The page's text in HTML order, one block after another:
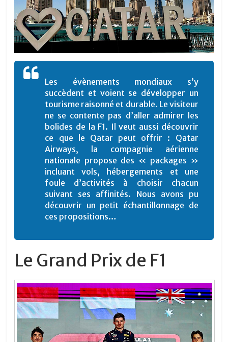
Les évènements mondiaux s’y
succèdent et voient se développer un
tourisme raisonné et durable. Le visiteur
ne se contente pas d’aller admirer les
bolides de la F1. Il veut aussi découvrir
ce que le Qatar peut offrir : Qatar
Airways, la compagnie aérienne
nationale propose des « packages »
incluant vols, hébergements et une
foule d’activités à choisir chacun
suivant ses affinités. Nous avons pu
découvrir un petit échantillonnage de
ces propositions…
Le Grand Prix de F1